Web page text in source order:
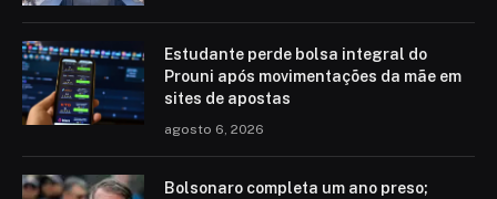
Estudante perde bolsa integral do
Prouni após movimentações da mãe em
sites de apostas
agosto 6, 2026
Bolsonaro completa um ano preso;